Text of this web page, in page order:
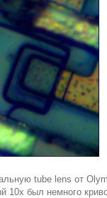
tube lens от
был немного